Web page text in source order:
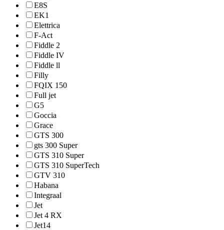
E8S
EK1
Elettrica
F-Act
Fiddle 2
Fiddle IV
Fiddle ll
Filly
FQIX 150
Full jet
G5
Goccia
Grace
GTS 300
gts 300 Super
GTS 310 Super
GTS 310 SuperTech
GTV 310
Habana
Integraal
Jet
Jet 4 RX
Jet14